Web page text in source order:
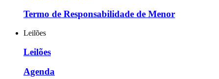
Termo de Responsabilidade de Menor
Leilões
Leilões
Agenda